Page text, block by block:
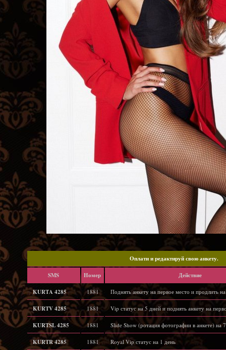
Oплати и редактируй свою анкету.
SMS Hомер Действие
KURTA 4285 1881 Поднять анкету на первое место и продлить
KURTV 4285 1881 Vip статус на 5 дней и поднять анкету на
KURTSL 4285 1881 Slide Show (ротация фотографии в анкете) на
KURTR 4285 1881 Royal Vip статус на 1 день